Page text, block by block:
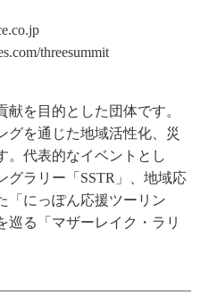
threesummit
を目的とした団体です。
グを通じた地域活性化、災
。代表的なイベントとし
グラリー「SSTR」、地域応
「にっぽん応援ツーリン
巡る「マザーレイク・ラリ